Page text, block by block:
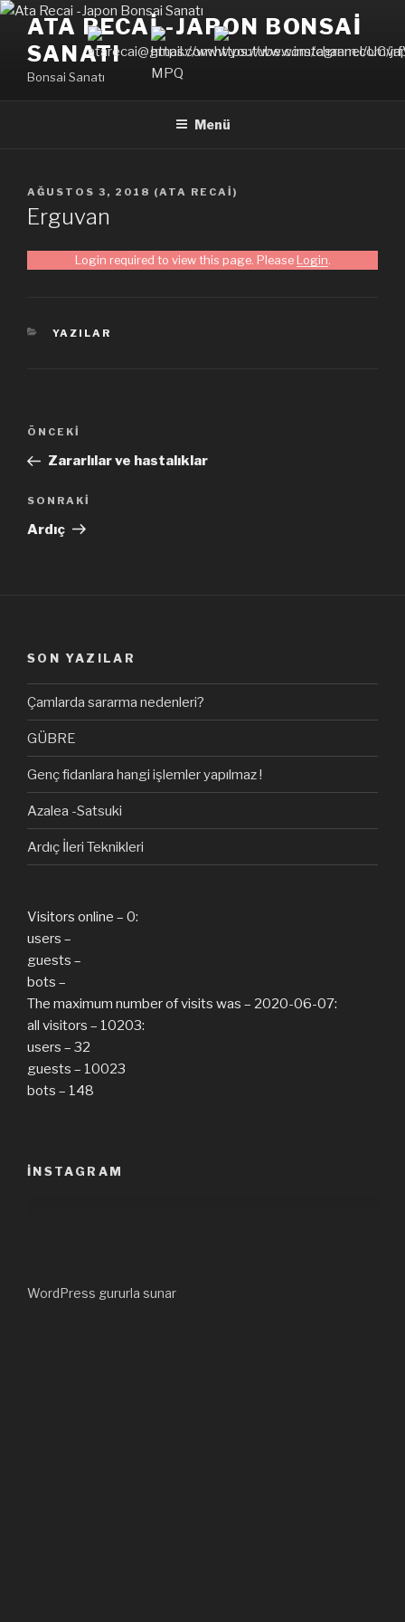
İçeriğe
ATA RECAI -JAPON BONSAI
SANATI
Bonsai Sanatı
Menü
YAYIM
TARIHI
AĞUSTOS 3, 2018 (ATA RECAI )
Erguvan
Login required to view this page. Please Login.
KATEGORILER
YAZILAR
Yazı
Önceki
Yazı
ÖNCEKI
Zararlılar ve hastalıklar
Sonraki
Yazı
SONRAKI
Ardıç
SON YAZILAR
Çamlarda sararma nedenleri?
GÜBRE
Genç fidanlara hangi işlemler yapılmaz !
Azalea -Satsuki
Ardıç İleri Teknikleri
Visitors online – 0:
users –
guests –
bots –
The maximum number of visits was – 2020-06-07:
all visitors – 10203:
users – 32
guests – 10023
bots – 148
INSTAGRAM
WordPress gururla sunar